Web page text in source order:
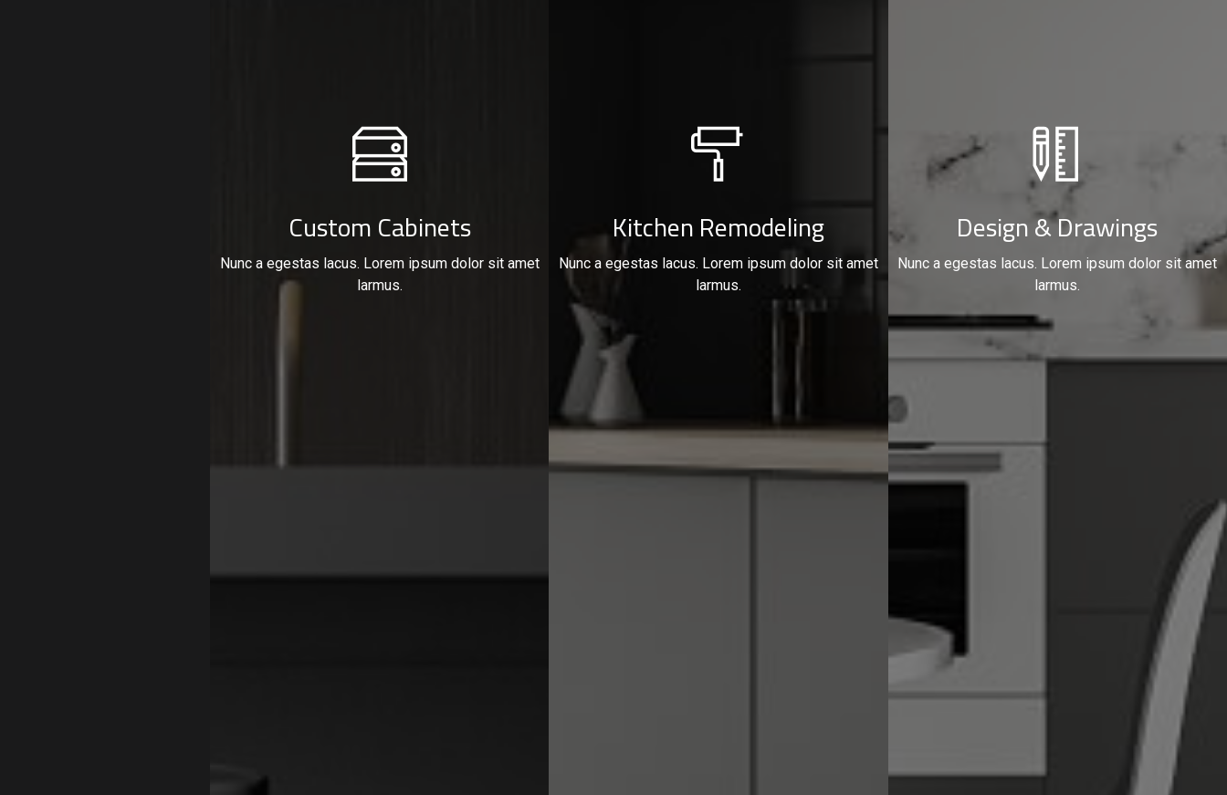
Custom Cabinets
Nunc a egestas lacus. Lorem ipsum dolor sit amet
larmus.
Kitchen Remodeling
Nunc a egestas lacus. Lorem ipsum dolor sit amet
larmus.
Design & Drawings
Nunc a egestas lacus. Lorem ipsum dolor sit amet
larmus.